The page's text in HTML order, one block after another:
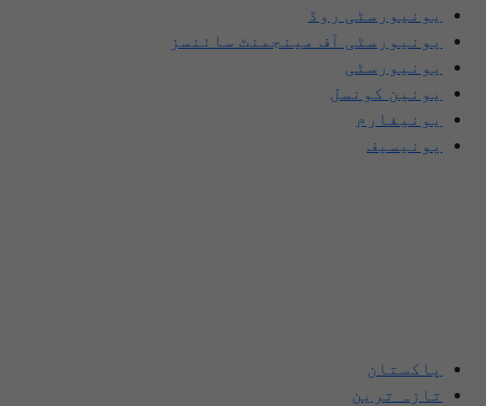
یونیورسٹی روڈ
یونیورسٹی آف مینجمنٹ سائنسز
یونیورسٹی
یونین کونسل
یونیفارم
یونیسیف
پاکستان
تازہ ترین